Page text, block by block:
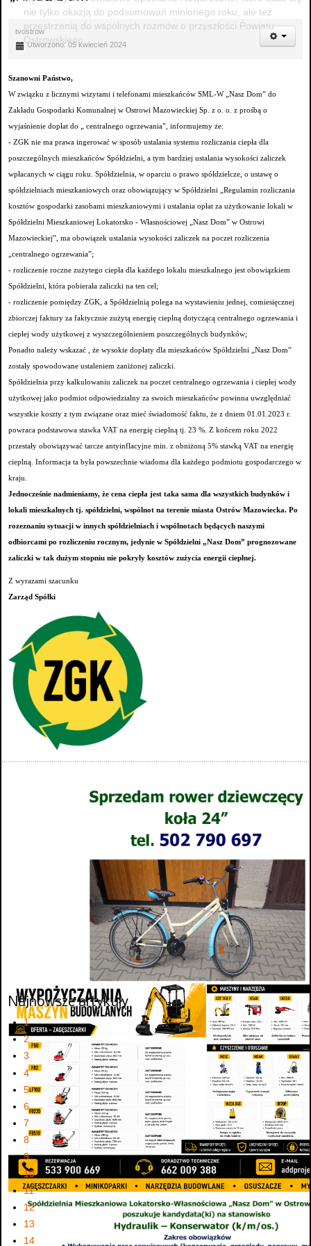
nie tylko okazją do podsumowań minionego roku, ale też
przestrzenią do wspólnych rozmów o przyszłości Powiatu
Ostrowskiego.
tvostrow
Utworzono: 05 kwiecień 2024
Szanowni Państwo,
W związku z licznymi wizytami i telefonami mieszkańców SML-W „Nasz Dom” do
Zakładu Gospodarki Komunalnej w Ostrowi Mazowieckiej Sp. z o. o. z prośbą o
wyjaśnienie dopłat do „ centralnego ogrzewania”, informujemy że:
- ZGK nie ma prawa ingerować w sposób ustalania systemu rozliczania ciepła dla
poszczególnych mieszkańców Spółdzielni, a tym bardziej ustalania wysokości zaliczek
wpłacanych w ciągu roku. Spółdzielnia, w oparciu o prawo spółdzielcze, o ustawę o
spółdzielniach mieszkaniowych oraz obowiązujący w Spółdzielni „Regulamin rozliczania
kosztów gospodarki zasobami mieszkaniowymi i ustalania opłat za użytkowanie lokali w
Spółdzielni Mieszkaniowej Lokatorsko - Własnościowej „Nasz Dom” w Ostrowi
Mazowieckiej”, ma obowiązek ustalania wysokości zaliczek na poczet rozliczenia
„centralnego ogrzewania”;
- rozliczenie roczne zużytego ciepła dla każdego lokalu mieszkalnego jest obowiązkiem
Spółdzielni, która pobierała zaliczki na ten cel;
- rozliczenie pomiędzy ZGK, a Spółdzielnią polega na wystawieniu jednej, comiesięcznej
zbiorczej faktury za faktycznie zużytą energię cieplną dotyczącą centralnego ogrzewania i
ciepłej wody użytkowej z wyszczególnieniem poszczególnych budynków;
Ponadto należy wskazać , że wysokie dopłaty dla mieszkańców Spółdzielni „Nasz Dom”
zostały spowodowane ustaleniem zaniżonej zaliczki.
Spółdzielnia przy kalkulowaniu zaliczek na poczet centralnego ogrzewania i ciepłej wody
użytkowej jako podmiot odpowiedzialny za swoich mieszkańców powinna uwzględniać
wszystkie koszty z tym związane oraz mieć świadomość faktu, że z dniem 01.01.2023 r.
powraca podstawowa stawka VAT na energię cieplną tj. 23 %. Z końcem roku 2022
przestały obowiązywać tarcze antyinflacyjne min. z obniżoną 5% stawką VAT na energię
cieplną. Informacja ta była powszechnie wiadoma dla każdego podmiotu gospodarczego w
kraju.
Jednocześnie nadmieniamy, że cena ciepła jest taka sama dla wszystkich budynków i
lokali mieszkalnych tj. spółdzielni, wspólnot na terenie miasta Ostrów Mazowiecka. Po
rozeznaniu sytuacji w innych spółdzielniach i wspólnotach będących naszymi
odbiorcami po rozliczeniu rocznym, jedynie w Spółdzielni „Nasz Dom” prognozowane
zaliczki w tak dużym stopniu nie pokryły kosztów zużycia energii cieplnej.
Z wyrazami szacunku
Zarząd Spółki
Najnowsze artykuły
1
2
3
4
5
6
7
8
9
10
11
12
13
14